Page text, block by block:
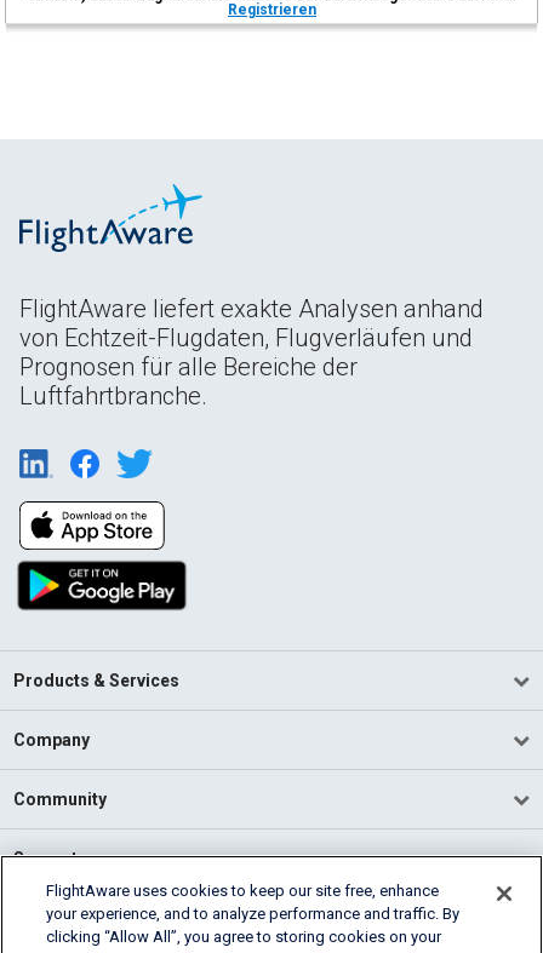
Registrieren
FlightAware liefert exakte Analysen anhand
von Echtzeit-Flugdaten, Flugverläufen und
Prognosen für alle Bereiche der
Luftfahrtbranche.
Products & Services
Company
Community
Support
English (USA)
2026 FlightAware
FlightAware uses cookies to keep our site free, enhance
your experience, and to analyze performance and traffic. By
clicking “Allow All”, you agree to storing cookies on your